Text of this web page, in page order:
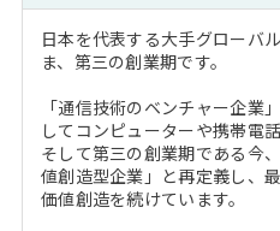
日本を代表する大手グローバ
ま、第三の創業期です。
「通信技術のベンチャー企業
してコンピューターや携帯電
そして第三の創業期である今
値創造型企業」と再定義し、
価値創造を続けています。